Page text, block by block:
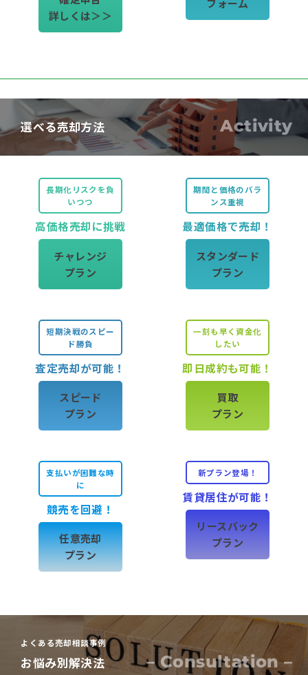
詳しくは＞＞
フォーム
選べる売却方法 Activity
長期化リスクを負
いつつ
高価格売却に挑戦
チャレンジ
プラン
期間と価格のバラ
ンス重視
最適価格で売却！
スタンダード
プラン
短期決戦のスピー
ド勝負
査定売却が可能！
スピード
プラン
一刻も早く資金化
したい
即日成約も可能！
買取
プラン
支払いが困難な時
に
競売を回避！
任意売却
プラン
新プラン登場！
賃貸居住が可能！
リースバック
プラン
よくある売却相談事例
お悩み別解決法 – Consultation –